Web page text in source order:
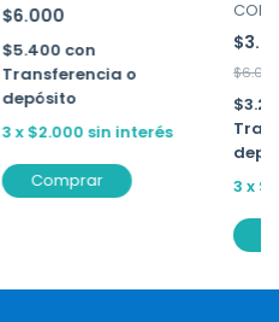
$6.000
$5.400 con
Transferencia o
depósito
3x$2.000 sin interés
Comprar
CON
MAX-
3 x